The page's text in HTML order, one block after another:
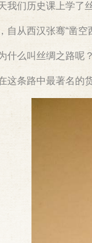
我们历史课上学了
自从西汉张骞“凿
什么叫丝绸之路呢
这条路中最著名的